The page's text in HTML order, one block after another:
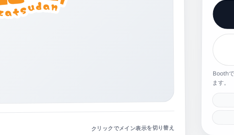
クリックでメイン表示を切り替え
Booth
ます。